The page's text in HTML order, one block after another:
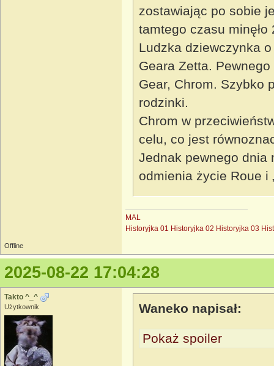
zostawiając po sobie
tamtego czasu minęło
Ludzka dziewczynka
Geara Zetta.
Gear, Chrom. Szybko
rodzinki.
Chrom w
celu, co jest
Jednak pewnego dnia
odmienia życie Roue i
MAL
Historyjka 01 Historyjka 02 Historyjka 03
Offline
2025-08-22 17:04:28
Takto ^_^
Użytkownik Waneko napisał:
Pokaż spoiler